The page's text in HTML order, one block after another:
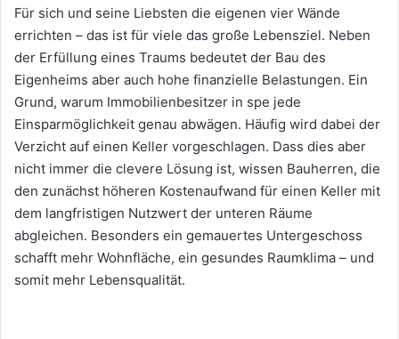
Für sich und seine Liebsten die eigenen vier Wände
errichten – das ist für viele das große Lebensziel. Neben
der Erfüllung eines Traums bedeutet der Bau des
Eigenheims aber auch hohe finanzielle Belastungen. Ein
Grund, warum Immobilienbesitzer in spe jede
Einsparmöglichkeit genau abwägen. Häufig wird dabei der
Verzicht auf einen Keller vorgeschlagen. Dass dies aber
nicht immer die clevere Lösung ist, wissen Bauherren, die
den zunächst höheren Kostenaufwand für einen Keller mit
dem langfristigen Nutzwert der unteren Räume
abgleichen. Besonders ein gemauertes Untergeschoss
schafft mehr Wohnfläche, ein gesundes Raumklima – und
somit mehr Lebensqualität.